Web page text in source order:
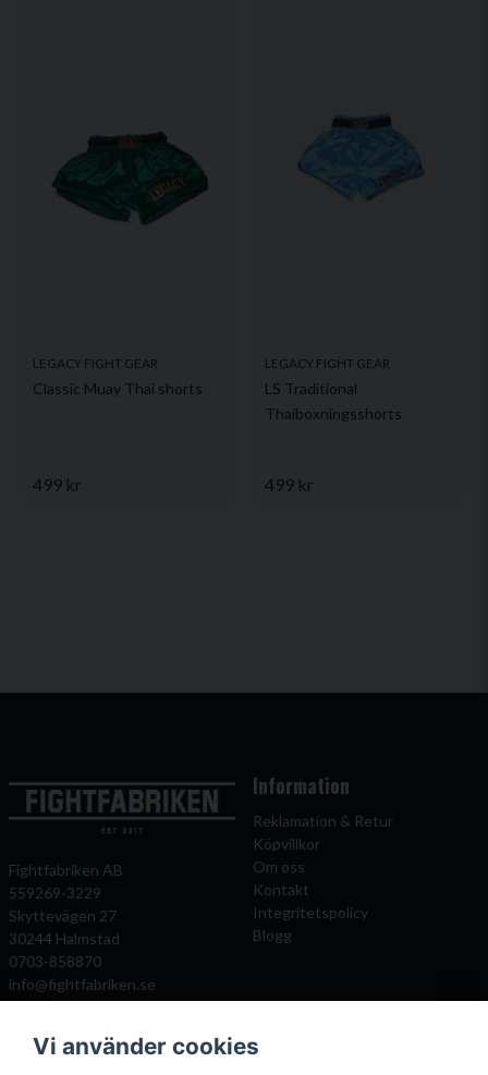
LEGACY FIGHT GEAR
Classic Muay Thai shorts
499 kr
LEGACY FIGHT GEAR
LS Traditional
Thaiboxningsshorts
499 kr
Fightfabriken AB
559269-3229
Skyttevägen 27
30244 Halmstad
0703-858870
info@fightfabriken.se
Information
Reklamation & Retur
Köpvillkor
Om oss
Kontakt
Integritetspolicy
Blogg
Mitt konto Populära katagorier
Vi använder cookies